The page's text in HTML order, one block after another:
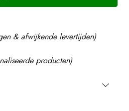
& afwijkende levertijden)
producten)